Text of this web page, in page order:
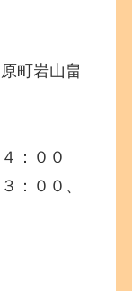
町岩山畠
：００
：００、